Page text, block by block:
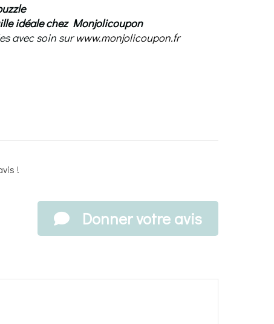
idéale chez Monjolicoupon
avec soin surwww.monjolicoupon.fr
!
Donner votre avis